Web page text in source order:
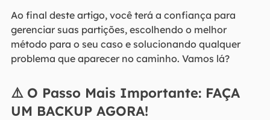
Ao final deste artigo, você terá a confiança para
gerenciar suas partições, escolhendo o melhor
método para o seu caso e solucionando qualquer
problema que aparecer no caminho. Vamos lá?
⚠️ O Passo Mais Importante: FAÇA
UM BACKUP AGORA!